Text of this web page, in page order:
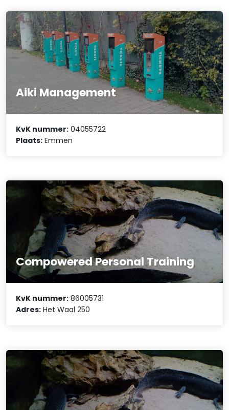
Aiki Management
KvK nummer: 04055722
Plaats: Emmen
Compowered Personal Training
KvK nummer: 86005731
Adres: Het Waal 250